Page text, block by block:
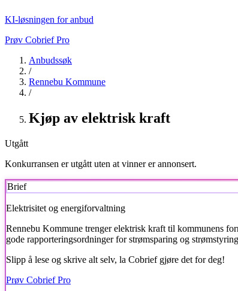
KI-løsningen for anbud
Prøv Cobrief Pro
Anbudssøk
/
Rennebu Kommune
/
Kjøp av elektrisk kraft
Utgått
Konkurransen er utgått uten at vinner er annonsert.
Brief
Elektrisitet og energiforvaltning
Rennebu Kommune trenger elektrisk kraft til kommunens
gode rapporteringsordninger for strømsparing og
Slipp å lese og skrive alt selv, la Cobrief gjøre det for deg!
Prøv Cobrief Pro